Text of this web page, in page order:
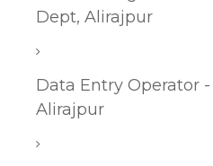
Dept, Alirajpur
Data Entry Operator
Alirajpur